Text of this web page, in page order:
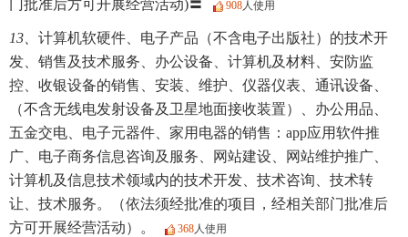
门批准后方可开展经营活动)〓
908人使用
13、 计算机软硬件、电子产品（不含电子出版社）的技术开
发、销售及技术服务、办公设备、计算机及材料、安防监
控、收银设备的销售、安装、维护、仪器仪表、通讯设备、
（不含无线电发射设备及卫星地面接收装置）、办公用品、
五金交电、电子元器件、家用电器的销售：app应用软件推
广、电子商务信息咨询及服务、网站建设、网站维护推广、
计算机及信息技术领域内的技术开发、技术咨询、技术转
让、技术服务。（依法须经批准的项目，经相关部门批准后
方可开展经营活动）。
368人使用